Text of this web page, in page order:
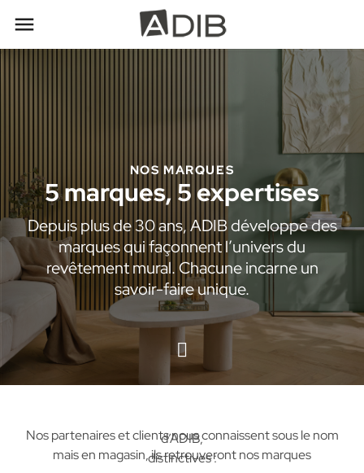

NOS MARQUES
5 marques, 5 expertises
Depuis plus de 30 ans, ADIB développe des
marques qui façonnent l’univers du
revêtement mural. Chacune incarne un
savoir-faire unique.
Nos partenaires et clients nous connaissent sous le nom
d’ADIB,
mais en magasin, ils retrouveront nos marques
distinctives :